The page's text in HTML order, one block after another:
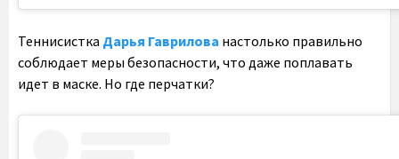
Теннисистка Дарья Гаврилова настолько правильно
соблюдает меры безопасности, что даже поплавать
идет в маске. Но где перчатки?